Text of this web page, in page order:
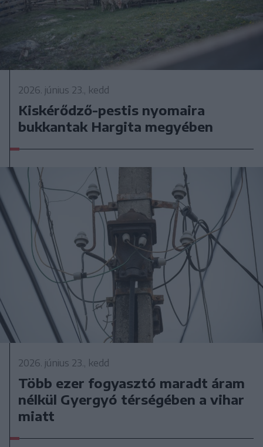
2026. június 23., kedd
Kiskérődző-pestis nyomaira
bukkantak Hargita megyében
2026. június 23., kedd
Több ezer fogyasztó maradt áram
nélkül Gyergyó térségében a vihar
miatt